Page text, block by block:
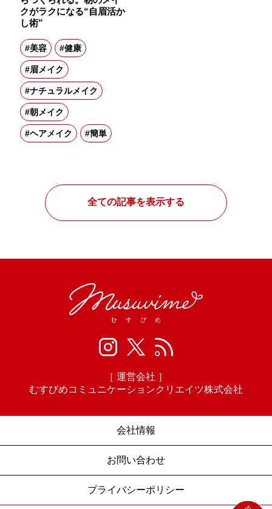
クがラクになる“自眉活か
し術”
#美容 #健康
#眉メイク
#ナチュラルメイク
#朝メイク
#ヘアメイク #簡単
全ての記事を表示する
［ 運営会社 ］
むすびめコミュニケーションクリエイツ株式会社
会社情報
お問い合わせ
プライバシーポリシー